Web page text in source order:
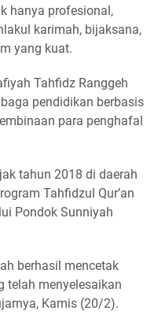
hanya profesional,
karimah, bijaksana,
yang kuat.
Tahfidz Ranggeh
pendidikan berbasis
para penghafal
tahun 2018 di daerah
Tahfidzul Qur’an
Pondok Sunniyah
berhasil mencetak
telah menyelesaikan
Kamis (20/2).